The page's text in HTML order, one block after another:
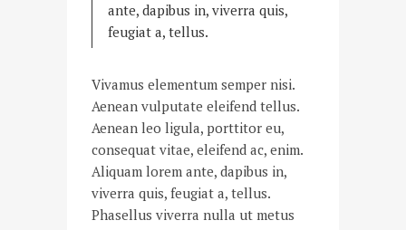
ante, dapibus in, viverra quis,
feugiat a, tellus.
Vivamus elementum semper nisi.
Aenean vulputate eleifend tellus.
Aenean leo ligula, porttitor eu,
consequat vitae, eleifend ac, enim.
Aliquam lorem ante, dapibus in,
viverra quis, feugiat a, tellus.
Phasellus viverra nulla ut metus